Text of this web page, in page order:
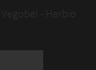
Vegobel - Herbio